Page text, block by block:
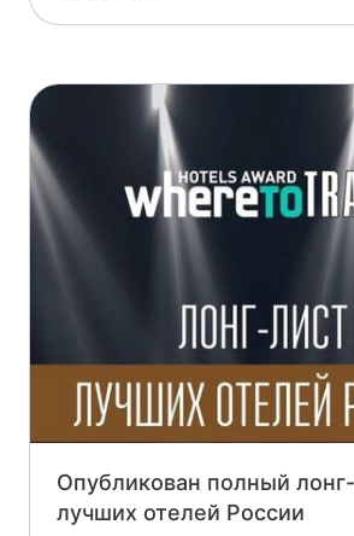
Опубликован полный
лучших отелей России